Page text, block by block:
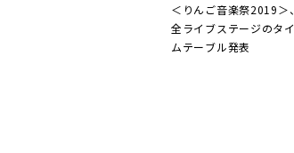
＜ りんご音楽祭2019＞、
全ライブステージのタイ
ムテーブル発表